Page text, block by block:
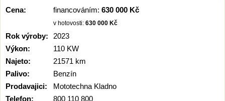
Cena: financováním: 630 000 Kč
v hotovosti: 630 000 Kč
Rok výroby:
2023
Výkon:
110 KW
Najeto:
21571 km
Palivo:
Benzín
Prodavajici:
Mototechna Kladno
Telefon:
800 110 800